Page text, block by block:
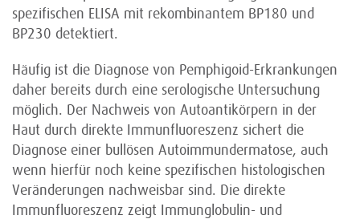
spezifischen ELISA mit rekombinantem BP180 und
BP230 detektiert.
Häufig ist die Diagnose von Pemphigoid-Erkrankungen
daher bereits durch eine serologische Untersuchung
möglich. Der Nachweis von Autoantikörpern in der
Haut durch direkte Immunfluoreszenz sichert die
Diagnose einer bullösen Autoimmundermatose, auch
wenn hierfür noch keine spezifischen histologischen
Veränderungen nachweisbar sind. Die direkte
Immunfluoreszenz zeigt Immunglobulin- und